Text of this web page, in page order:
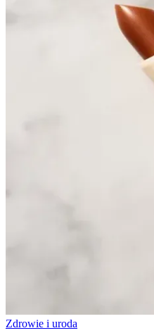
Zdrowie i uroda